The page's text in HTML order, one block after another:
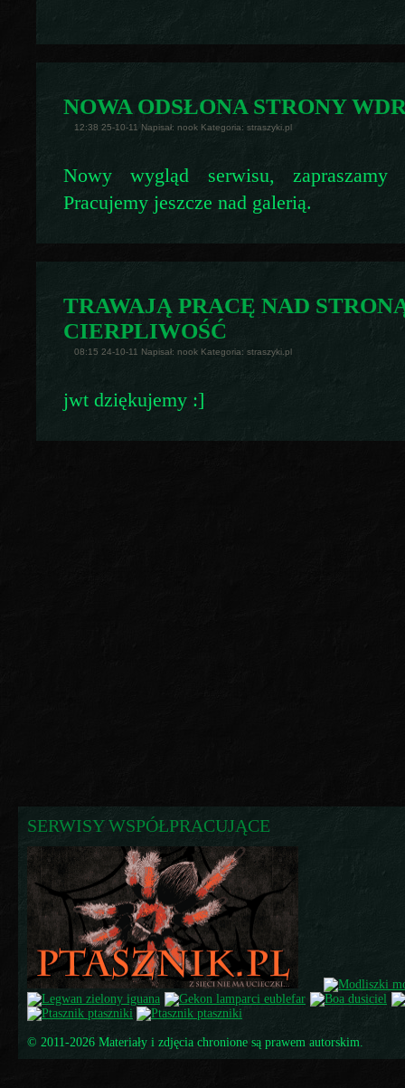
NOWA ODSŁONA STRONY
12:38 25-10-11 Napisał: nook Kategoria: straszyki.pl
Nowy wygląd serwisu,
Pracujemy jeszcze nad galerią.
TRAWAJĄ PRACĘ NAD
CIERPLIWOŚĆ
08:15 24-10-11 Napisał: nook Kategoria: straszyki.pl
jwt dziękujemy :]
SERWISY WSPÓŁPRACUJĄCE
© 2011-2026 Materiały i zdjęcia chronione są prawem autorskim.